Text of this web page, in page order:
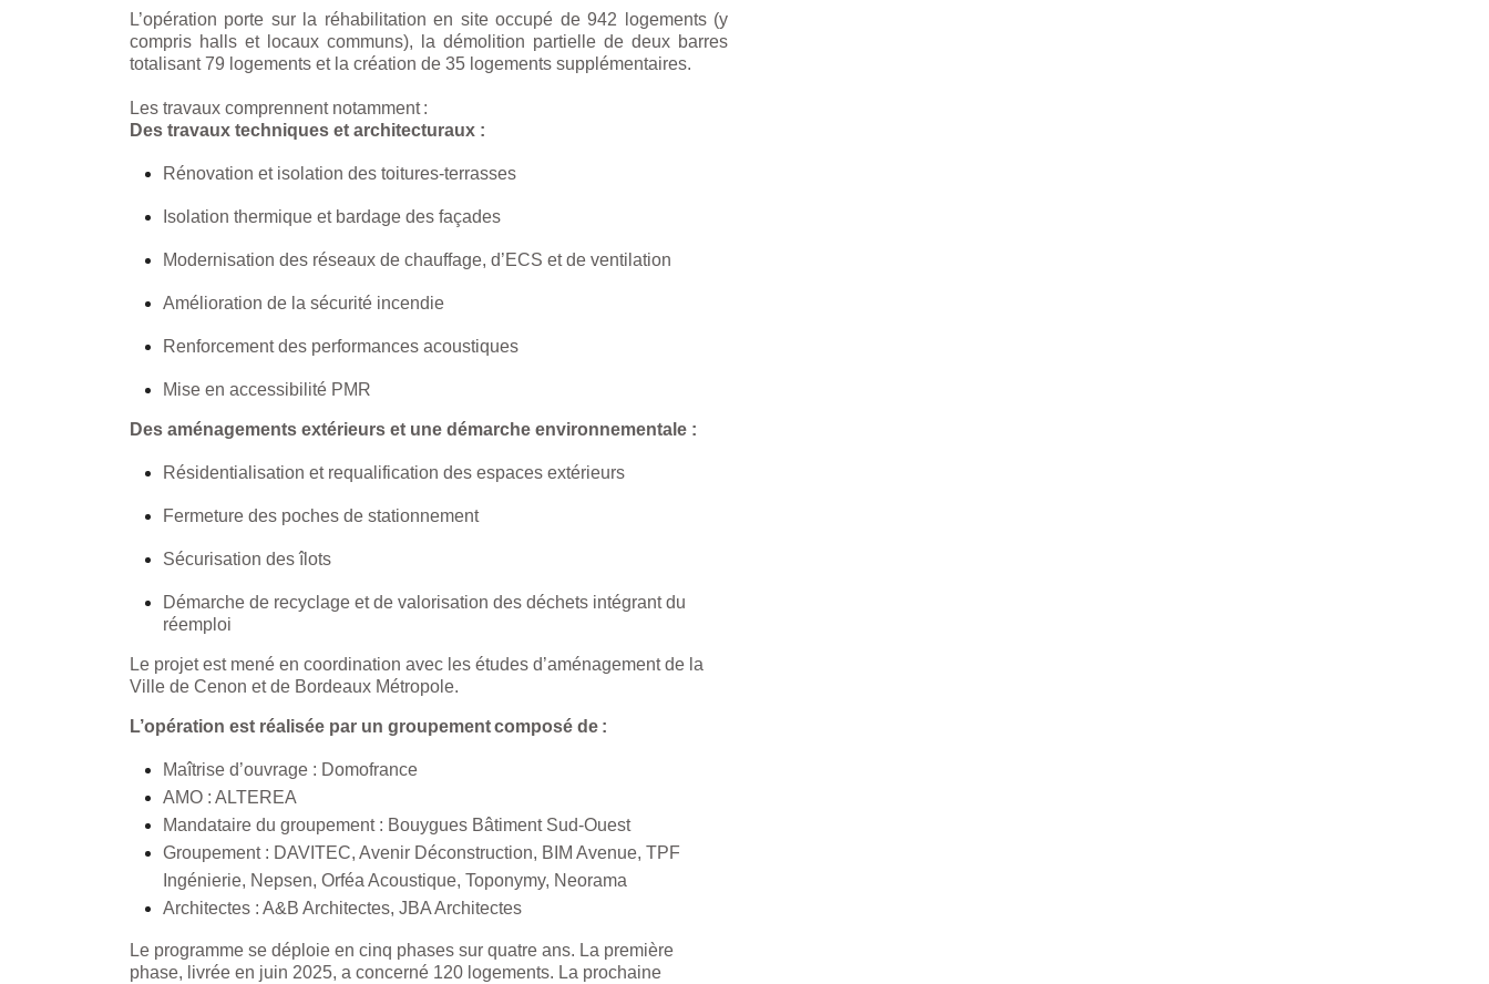
L’opération porte sur la réhabilitation en site occupé de 942 logements (y
compris halls et locaux communs), la démolition partielle de deux barres
totalisant 79 logements et la création de 35 logements supplémentaires.
Les travaux comprennent notamment :
Des travaux techniques et architecturaux :
Rénovation et isolation des toitures-terrasses
Isolation thermique et bardage des façades
Modernisation des réseaux de chauffage, d’ECS et de ventilation
Amélioration de la sécurité incendie
Renforcement des performances acoustiques
Mise en accessibilité PMR
Des aménagements extérieurs et une démarche environnementale :
Résidentialisation et requalification des espaces extérieurs
Fermeture des poches de stationnement
Sécurisation des îlots
Démarche de recyclage et de valorisation des déchets intégrant du
réemploi
Le projet est mené en coordination avec les études d’aménagement de la
Ville de Cenon et de Bordeaux Métropole.
L’opération est réalisée par un groupement composé de :
Maîtrise d’ouvrage : Domofrance
AMO : ALTEREA
Mandataire du groupement : Bouygues Bâtiment Sud-Ouest
Groupement : DAVITEC, Avenir Déconstruction, BIM Avenue, TPF
Ingénierie, Nepsen, Orféa Acoustique, Toponymy, Neorama
Architectes : A&B Architectes, JBA Architectes
Le programme se déploie en cinq phases sur quatre ans. La première
phase, livrée en juin 2025, a concerné 120 logements. La prochaine